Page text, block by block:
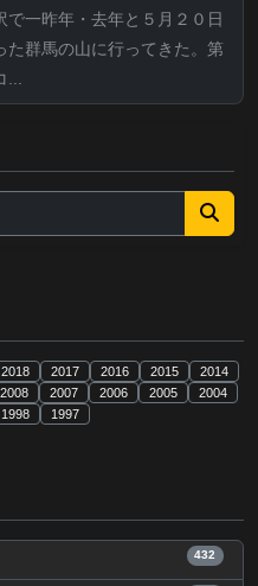
で一昨年・去年と５月２０日
た群馬の山に行ってきた。第
2018 2017 2016 2015
2014
2008 2007 2006 2005
2004
1998 1997
432